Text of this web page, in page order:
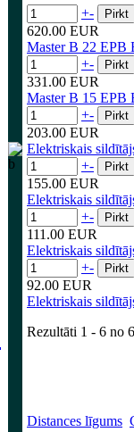
+-
620.00 EUR
Master B 22 EPB
+-
331.00 EUR
Master B 15 EPB
+-
203.00 EUR
Elektriskais
+-
155.00 EUR
Elektriskais
+-
111.00 EUR
Elektriskais
+-
92.00 EUR
Elektriskais
Rezultāti 1 - 6 no 6
Distances līgums